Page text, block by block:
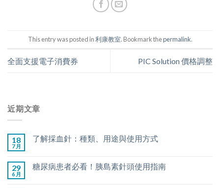
This entry was posted in利康教室. Bookmark thepermalink.
全面支援電子消費券 PIC Solution 價格調整
近期文章
18
7 月
了解採血針：種類、用途與使用方式
29
6 月
糖尿病患者必看！胰島素針頭使用指南